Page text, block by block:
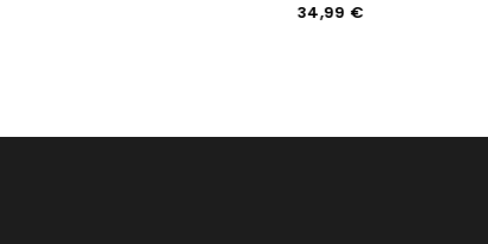
34,99 €